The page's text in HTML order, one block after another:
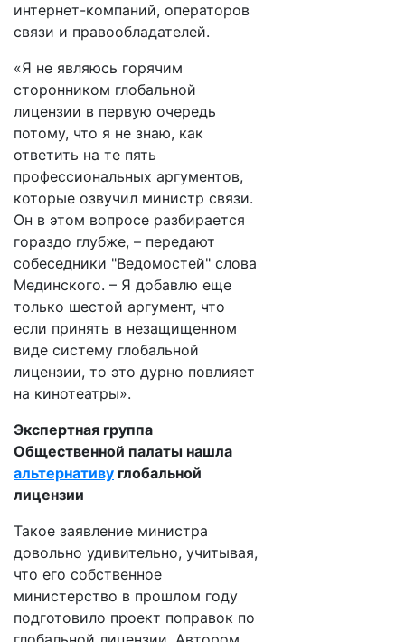
интернет-компаний, операторов
связи и правообладателей.
«Я не являюсь горячим
сторонником глобальной
лицензии в первую очередь
потому, что я не знаю, как
ответить на те пять
профессиональных аргументов,
которые озвучил министр связи.
Он в этом вопросе разбирается
гораздо глубже, – передают
собеседники "Ведомостей" слова
Мединского. – Я добавлю еще
только шестой аргумент, что
если принять в незащищенном
виде систему глобальной
лицензии, то это дурно повлияет
на кинотеатры».
Экспертная группа
Общественной палаты нашла
альтернативу глобальной
лицензии
Такое заявление министра
довольно удивительно, учитывая,
что его собственное
министерство в прошлом году
подготовило проект поправок по